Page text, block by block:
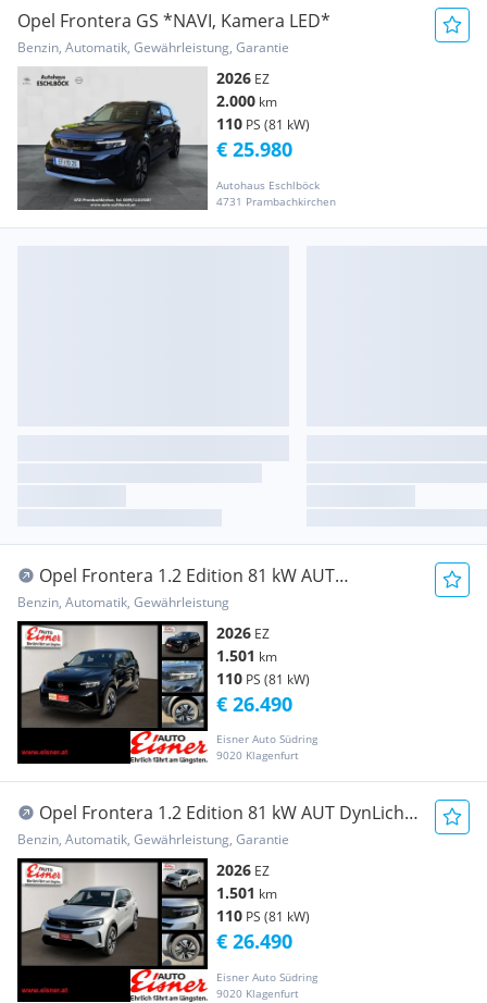
Opel Frontera GS *NAVI, Kamera LED*
Benzin, Automatik, Gewährleistung, Garantie
2026 EZ
2.000 km
110 PS (81 kW)
Autohaus Eschlböck
4731 Prambachkirchen
€ 25.980
Opel Frontera 1.2 Edition 81 kW AUT
Fernlichtass. LED
Benzin, Automatik, Gewährleistung
2026 EZ
1.501 km
110 PS (81 kW)
Eisner Auto Südring
9020 Klagenfurt
€ 26.490
Opel Frontera 1.2 Edition 81 kW AUT DynLicht
Kam. LED
Benzin, Automatik, Gewährleistung, Garantie
2026 EZ
1.501 km
110 PS (81 kW)
Eisner Auto Südring
9020 Klagenfurt
€ 26.490